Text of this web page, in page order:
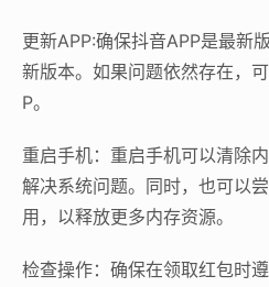
更新APP:确保抖音APP是最新
新版本。如果问题依然存在，
P。
重启手机：重启手机可以清除
解决系统问题。同时，也可以
用，以释放更多内存资源。
检查操作：确保在领取红包时